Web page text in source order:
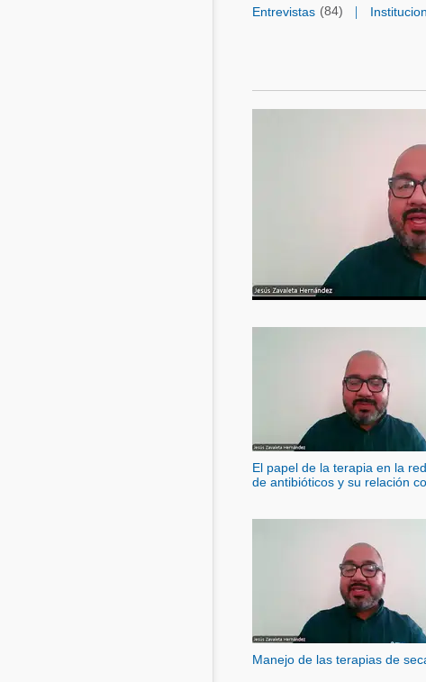
Porcicultura
Comunidades en inglés
Balanceados - Piensos
Ganadería
Entrevistas (84) |
El papel de la terapia en la
de antibióticos y su relación
Manejo de las terapias de